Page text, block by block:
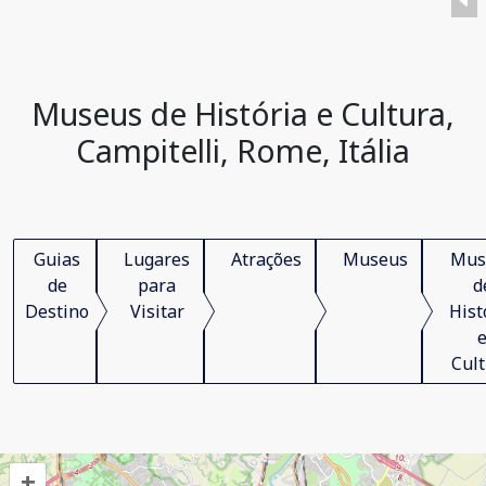
Museus de História e Cultura,
Campitelli, Rome, Itália
Guias
de
Destino
Lugares
para
Visitar
Atrações Museus
e